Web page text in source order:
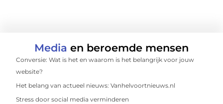
Media en beroemde mensen
Conversie: Wat is het en waarom is het belangrijk voor jouw
website?
Het belang van actueel nieuws: Vanhelvoortnieuws.nl
Stress door social media verminderen